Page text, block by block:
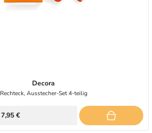
Decora
Rechteck, Ausstecher-Set 4-teilig
7,95 €